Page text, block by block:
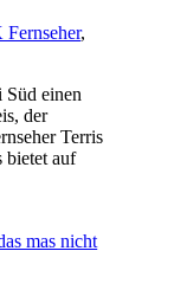
Fernseher,
einen
der
Terris
bietet auf